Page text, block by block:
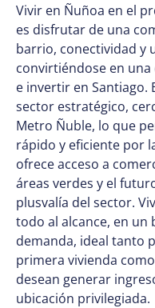
Vivir en Ñuñoa en el
es disfrutar de una
barrio, conectividad y
convirtiéndose en
e invertir en Santiago.
sector estratégico,
Metro Ñuble, lo que
rápido y eficiente por
ofrece acceso a
áreas verdes y el
plusvalía del sector.
todo al alcance, en
demanda, ideal tanto
primera vivienda
desean generar
ubicación privilegiada.